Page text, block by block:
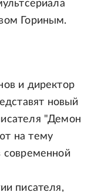
Гориным.
и директор
новый
"Демон
на тему
современной
писателя,